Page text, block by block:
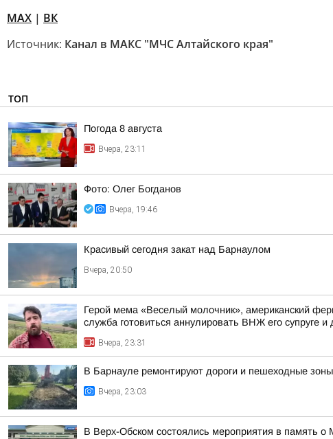
MAX | ВК
Источник: Канал в МАКС "МЧС Алтайского края"
ТОП
Погода 8 августа
Вчера, 23:11
Фото: Олег Богданов
Вчера, 19:46
Красивый сегодня закат над Барнаулом
Вчера, 20:50
Герой мема «Веселый молочник», американский
служба готовиться аннулировать ВНЖ его супруге и
Вчера, 23:31
В Барнауле ремонтируют дороги и пешеходные
Вчера, 23:03
В Верх-Обском состоялись мероприятия в память о